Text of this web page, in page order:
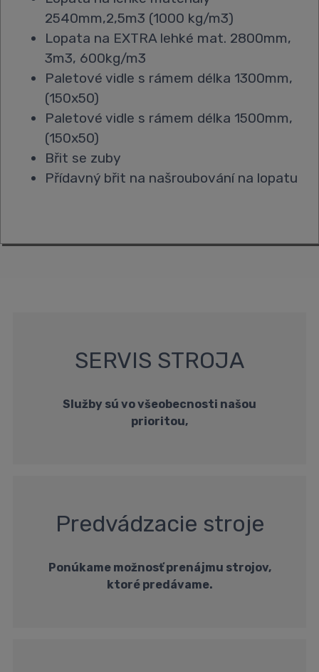
2540mm,2,5m3 (1000 kg/m3)
Lopata na EXTRA lehké mat. 2800mm,
3m3, 600kg/m3
Paletové vidle s rámem délka 1300mm,
(150x50)
Paletové vidle s rámem délka 1500mm,
(150x50)
Břit se zuby
Přídavný břit na našroubování na lopatu
SERVIS STROJA
Služby sú vo všeobecnosti našou
prioritou,
Predvádzacie stroje
Ponúkame možnosť prenájmu strojov,
ktoré predávame.